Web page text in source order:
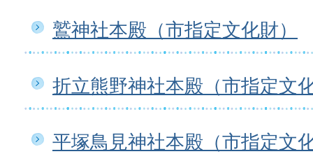
鷲神社本殿（市指定文化財）
折立熊野神社本殿（市指定文
平塚鳥見神社本殿（市指定文